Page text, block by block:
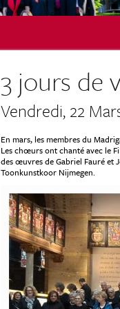
3 jours de
Vendredi, 22
En mars, les membres du
Les chœurs ont chanté avec le
des œuvres de Gabriel Fauré et
Toonkunstkoor Nijmegen.